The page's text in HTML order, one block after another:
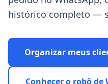
histórico completo —
Organizar meus
Conhecer o robô de